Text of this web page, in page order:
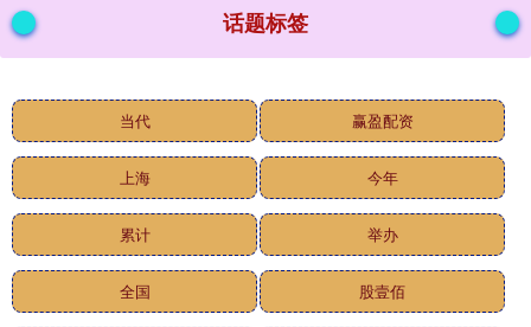
话题标签
当代 赢盈配资
上海 今年
累计 举办
全国 股壹佰